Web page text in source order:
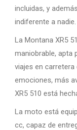
incluidas, y
indiferente a nadie.
La Montana XR5
maniobrable, apta
viajes en
emociones, más
XR5 510 está
La moto está
cc, capaz de